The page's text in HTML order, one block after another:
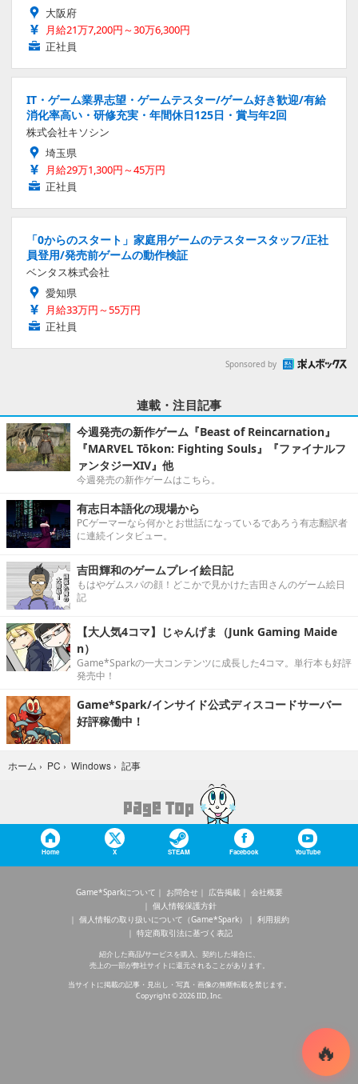
大阪府
月給21万7,200円～30万6,300円
正社員
IT・ゲーム業界志望・ゲームテスター/ゲーム好き歓迎/有給
消化率高い・研修充実・年間休日125日・賞与年2回
株式会社キソシン
埼玉県
月給29万1,300円～45万円
正社員
「0からのスタート」家庭用ゲームのテスタースタッフ/正社
員登用/発売前ゲームの動作検証
ベンタス株式会社
愛知県
月給33万円～55万円
正社員
Sponsored by
連載・注目記事
今週発売の新作ゲーム『Beast of Reincarnation』
『MARVEL Tōkon: Fighting Souls』『ファイナルフ
ァンタジーXIV』他
今週発売の新作ゲームはこちら。
有志日本語化の現場から
PCゲーマーなら何かとお世話になっているであろう有志翻訳者
に連続インタビュー。
吉田輝和のゲームプレイ絵日記
もはやゲムスパの顔！どこかで見かけた吉田さんのゲーム絵日
記
【大人気4コマ】じゃんげま（Junk Gaming Maide
n）
Game*Sparkの一大コンテンツに成長した4コマ。単行本も好評
発売中！
Game*Spark/インサイド公式ディスコードサーバー
好評稼働中！
ホーム › PC › Windows › 記事
Home X STEAM Facebook YouTube
Game*Sparkについて お問合せ 広告掲載
会社概要
個人情報保護方針
個人情報の取り扱いについて（Game*Spark）
利用規約
特定商取引法に基づく表記
紹介した商品/サービスを購入、契約した場合に、
売上の一部が弊社サイトに還元されることがあります。
当サイトに掲載の記事・見出し・写真・画像の無断転載を禁じます。
Copyright © 2026 IID, Inc.